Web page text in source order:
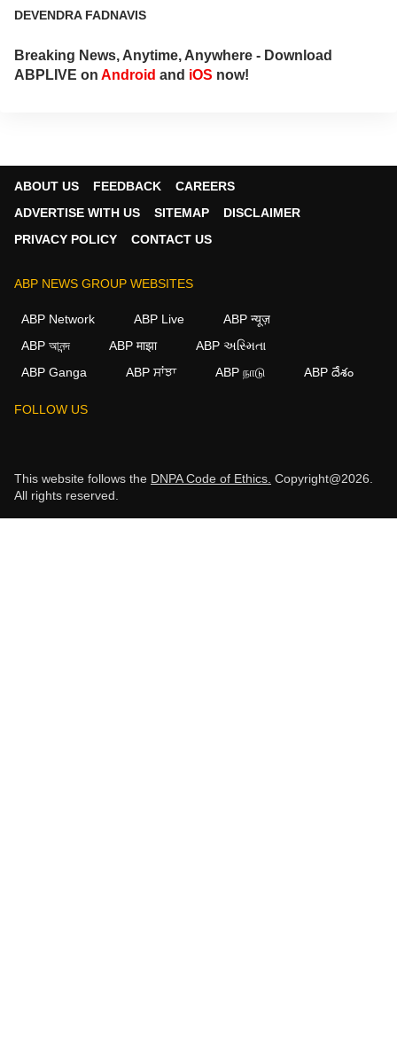
DEVENDRA FADNAVIS
Breaking News, Anytime, Anywhere - Download
ABPLIVE on Android and iOS now!
ABOUT US FEEDBACK
CAREERS
ADVERTISE WITH US
SITEMAP
DISCLAIMER
PRIVACY POLICY
CONTACT US
ABP NEWS GROUP WEBSITES
ABP Network ABP Live
ABP न्यूज़
ABP আনন্দ
ABP माझा
ABP અસ્મિતા
ABP Ganga
ABP ਸਾਂਝਾ ABP நாடு ABP దేశం
FOLLOW US
This website follows the DNPA Code of Ethics. Copyright@2026.
All rights reserved.